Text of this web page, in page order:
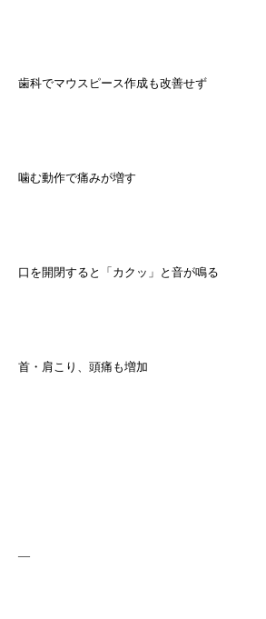
歯科でマウスピース作成も改善せず
噛む動作で痛みが増す
口を開閉すると「カクッ」と音が鳴る
首・肩こり、頭痛も増加
—